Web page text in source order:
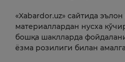
«Xabardor.uz» сайтида
материаллардан нусха
бошқа шаклларда
ёзма розилиги билан